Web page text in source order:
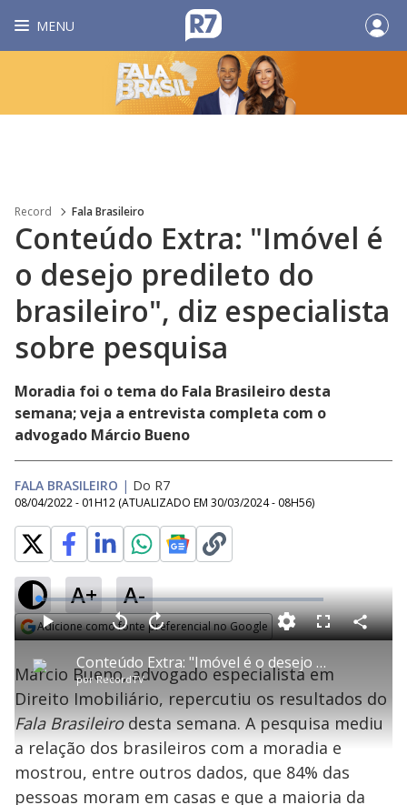
MENU
Record Fala Brasileiro
Conteúdo Extra: "Imóvel é
o desejo predileto do
brasileiro", diz especialista
sobre pesquisa
Moradia foi o tema do Fala Brasileiro desta
semana; veja a entrevista completa com o
advogado Márcio Bueno
FALA BRASILEIRO | Do R7
08/04/2022 - 01H12 (ATUALIZADO EM 30/03/2024 - 08H56)
A+ A-
Adicione como fonte preferencial no Google
P
l
a
Conteúdo Extra: "Imóvel é o desejo predileto do brasileiro", diz especialista sobre pesquisa
porRecordTV
P V
l
t
a
r
1
e
g
n
d
s
A
a
n
ç
a
1
s
e
u
n
o
s
L
o
a
d
e
:
1
.
8
6
%
F
l
s
c
e
n
C
o
i
l
a
Márcio Bueno, advogado especialista em
Direito Imobiliário, repercutiu os resultados do
Fala Brasileirodesta semana. A pesquisa mediu
a relação dos brasileiros com a moradia e
mostrou, entre outros dados, que 84% das
pessoas moram em casas e que a maioria da